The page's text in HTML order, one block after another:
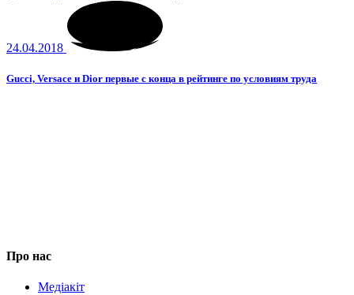
24.04.2018
Gucci, Versace и Dior первые с конца в рейтинге по условиям труда
Про нас
Медіакіт